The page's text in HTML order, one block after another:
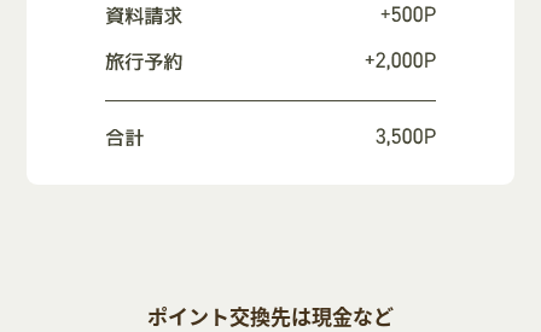
ポイント交換先は現金など